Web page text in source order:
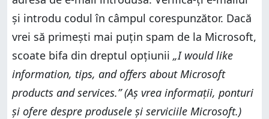
și introdu codul în câmpul corespunzător. Dacă
vrei să primești mai puțin spam de la Microsoft,
scoate bifa din dreptul opțiunii „I would like
information, tips, and offers about Microsoft
products and services.” (Aș vrea informații, ponturi
și ofere despre produsele și serviciile Microsoft.)